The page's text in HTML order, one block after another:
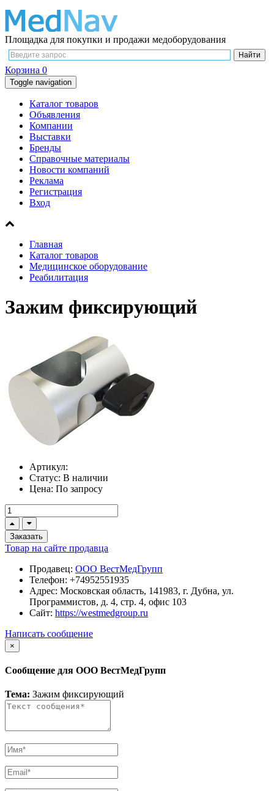
Площадка для покупки и продажи медоборудования
Корзина 0
Toggle navigation
Каталог товаров
Объявления
Компании
Выставки
Бренды
Справочные материалы
Новости компаний
Реклама
Регистрация
Вход
Главная
Каталог товаров
Медицинское оборудование
Реабилитация
Зажим фиксирующий
Артикул:
Статус: В наличии
Цена: По запросу
Заказать
Товар на сайте продавца
Продавец: ООО ВестМедГрупп
Телефон: +74952551935
Адрес: Московская область, 141983, г. Дубна, ул.
Программистов, д. 4, стр. 4, офис 103
Сайт: https://westmedgroup.ru
Написать сообщение
×
Сообщение для ООО ВестМедГрупп
Тема: Зажим фиксирующий